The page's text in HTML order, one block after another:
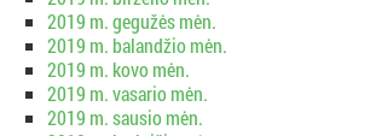
2019 m. gegužės mėn.
2019 m. balandžio mėn.
2019 m. kovo mėn.
2019 m. vasario mėn.
2019 m. sausio mėn.